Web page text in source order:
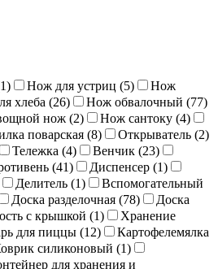
1) Нож для устриц (5)
Нож
хлеба (26) Нож обвалочный (77)
нож (2) Нож сантоку (4)
поварская (8) Открыватель (2)
Тележка (4) Венчик (23)
(41) Диспенсер (1)
Делитель (1)
Вспомогательный
Доска разделочная (78)
Доска
с крышкой (1)
Хранение
для пиццы (12)
Картофелемялка
силиконовый (1)
для хранения и